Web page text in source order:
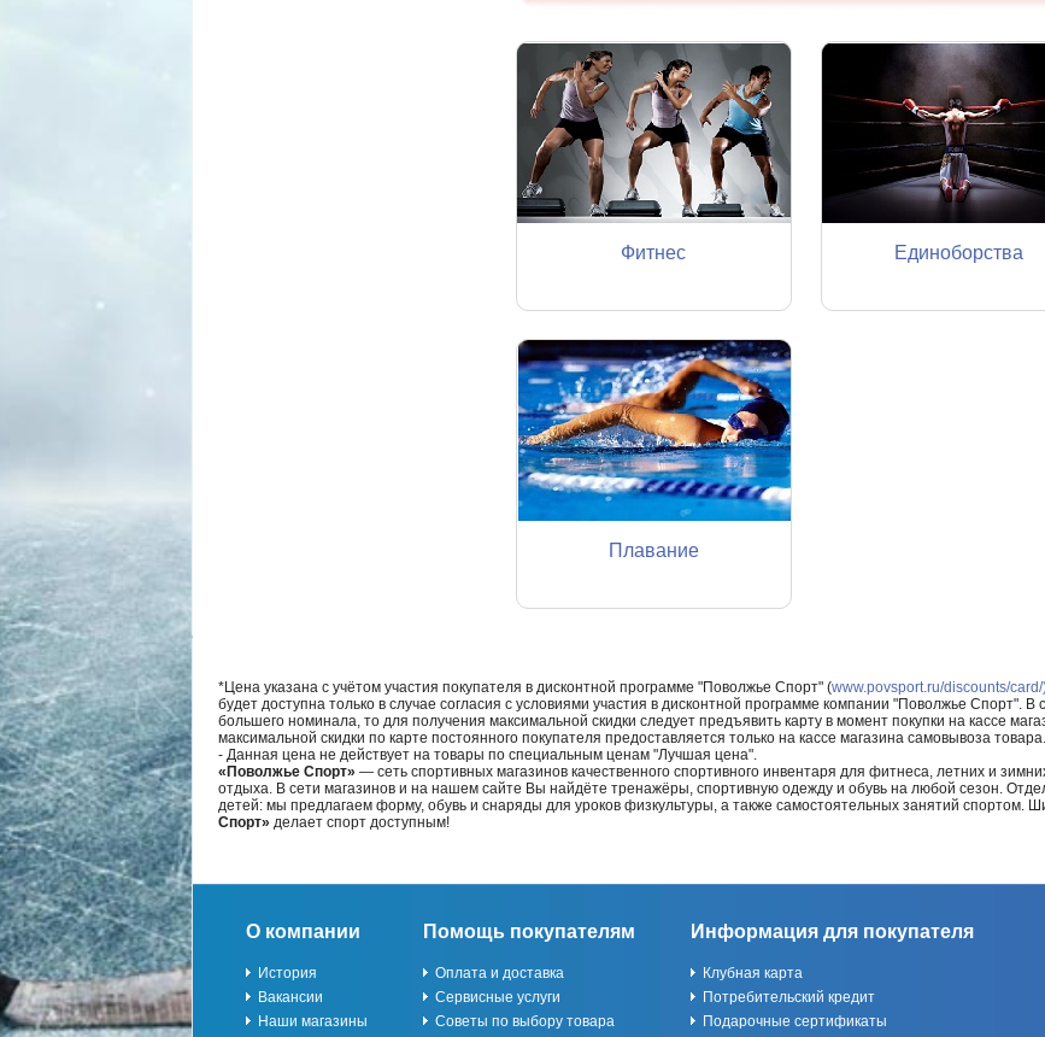
Фитнес Единоборства
Плавание
*Цена указана с учётом участия покупателя в дисконтной программе "Поволжье Спорт" (www.povsport.ru/discounts/card/
будет доступна только в случае согласия с условиями участия в дисконтной программе компании "Поволжье Спорт". В
большего номинала, то для получения максимальной скидки следует предъявить карту в момент покупки на кассе
максимальной скидки по карте постоянного покупателя предоставляется только на кассе магазина самовывоза товара.
- Данная цена не действует на товары по специальным ценам "Лучшая цена".
«Поволжье Спорт» — сеть спортивных магазинов качественного спортивного инвентаря для фитнеса, летних и
отдыха. В сети магазинов и на нашем сайте Вы найдёте тренажёры, спортивную одежду и обувь на любой сезон.
детей: мы предлагаем форму, обувь и снаряды для уроков физкультуры, а также самостоятельных занятий спортом.
Спорт» делает спорт доступным!
О компании
История
Вакансии
Наши магазины
Помощь покупателям
Оплата и доставка
Сервисные услуги
Советы по выбору товара
Информация для покупателя
Клубная карта
Потребительский кредит
Подарочные сертификаты